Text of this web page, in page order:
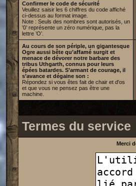
Confirmer le code de sécurité
Veuillez saisir les 6 chiffres du code affiché
ci-dessus au format image.
Note : Seuls des nombres sont autorisés, un
’0’ représente un zéro numérique, pas la
lettre ’O’.
Au cours de son périple, un gigantesque
Ogre aussi bête qu’affamé surgit et
menace de dévorer notre barbare des
tribus Uthgarth, connus pour leurs
épées batardes. S’armant de courage, il
s’avance et dégaine son :
Répondez si vous êtes fait de chair et d'os
et que vous ne pensez pas être une
machine.
Termes du service
Merci